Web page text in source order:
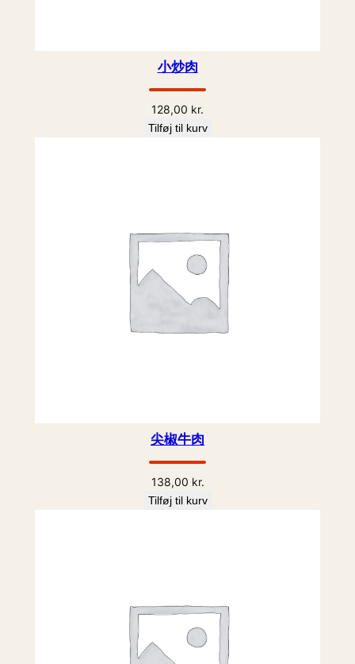
小炒肉
128,00 kr.
Tilføj til kurv
尖椒牛肉
138,00 kr.
Tilføj til kurv